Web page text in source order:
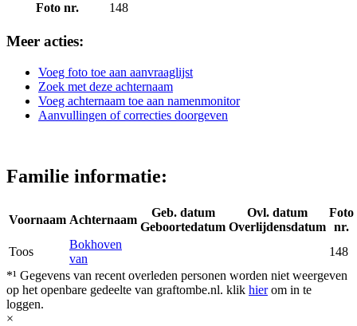
Foto nr.
148
Meer acties:
Voeg foto toe aan aanvraaglijst
Zoek met deze achternaam
Voeg achternaam toe aan namenmonitor
Aanvullingen of correcties doorgeven
Familie informatie:
Voornaam Achternaam
Geb. datum
Geboortedatum
Ovl. datum
Overlijdensdatum
Foto
nr.
Toos
Bokhoven
van
148
*¹ Gegevens van recent overleden personen worden niet weergeven
op het openbare gedeelte van graftombe.nl. klik hierom in te
loggen.
×